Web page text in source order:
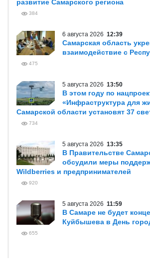
развитие Самарского региона
384
6 августа 2026 12:39
Самарская область
взаимодействие с
475
5 августа 2026 13:50
В этом году по
«Инфраструктура для
Самарской области установят 37
734
5 августа 2026 13:35
В Правительстве
обсудили меры
Wildberries и предпринимателей
920
5 августа 2026 11:59
В Самаре не будет
Куйбышева в День
655